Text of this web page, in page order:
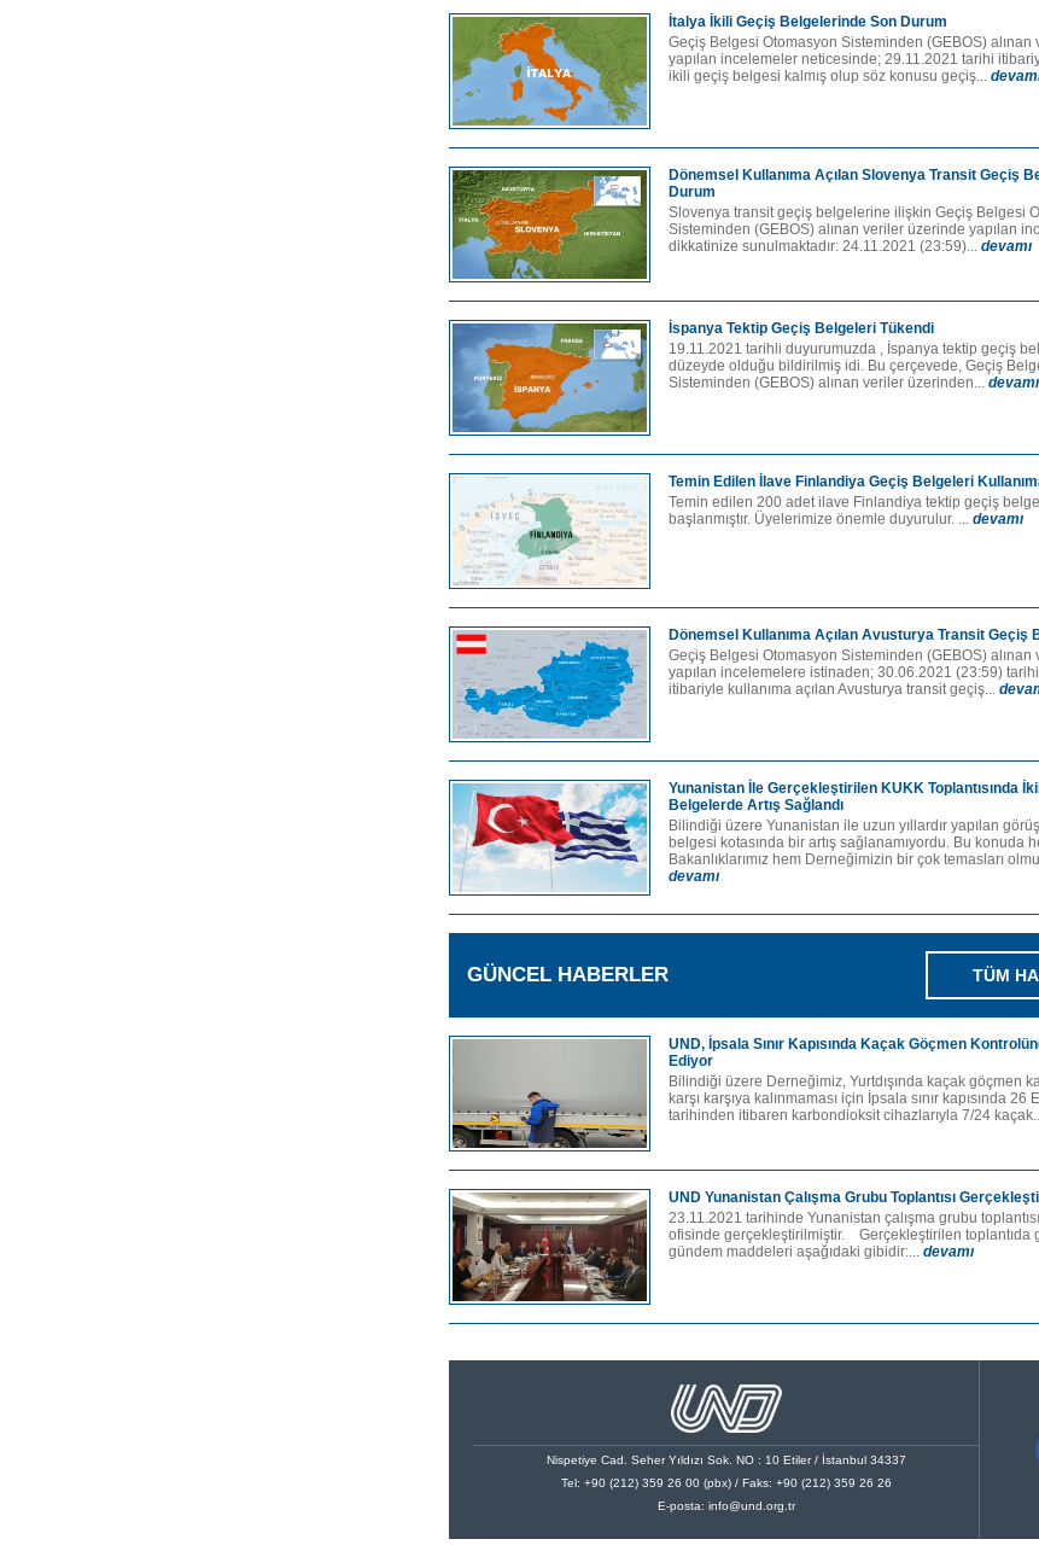
İtalya İkili Geçiş Belgelerinde Son Durum
Geçiş Belgesi Otomasyon Sisteminden (GEBOS) alınan
yapılan incelemeler neticesinde; 29.11.2021 tarihi
ikili geçiş belgesi kalmış olup söz konusu geçiş...
Dönemsel Kullanıma Açılan Slovenya Transit Geçiş
Durum
Slovenya transit geçiş belgelerine ilişkin Geçiş Belgesi
Sisteminden (GEBOS) alınan veriler üzerinde yapılan
dikkatinize sunulmaktadır: 24.11.2021 (23:59)... devamı
İspanya Tektip Geçiş Belgeleri Tükendi
19.11.2021 tarihli duyurumuzda , İspanya tektip geçiş
düzeyde olduğu bildirilmiş idi. Bu çerçevede, Geçiş
Sisteminden (GEBOS) alınan veriler üzerinden... devamı
Temin Edilen İlave Finlandiya Geçiş Belgeleri
Temin edilen 200 adet ilave Finlandiya tektip geçiş
başlanmıştır. Üyelerimize önemle duyurulur. ... devamı
Dönemsel Kullanıma Açılan Avusturya Transit Geçiş
Geçiş Belgesi Otomasyon Sisteminden (GEBOS) alınan
yapılan incelemelere istinaden; 30.06.2021 (23:59) tarihi
itibariyle kullanıma açılan Avusturya transit geçiş...
Yunanistan İle Gerçekleştirilen KUKK Toplantısında
Belgelerde Artış Sağlandı
Bilindiği üzere Yunanistan ile uzun yıllardır yapılan
belgesi kotasında bir artış sağlanamıyordu. Bu konuda
Bakanlıklarımız hem Derneğimizin bir çok temasları
devamı
GÜNCEL HABERLER TÜM
UND, İpsala Sınır Kapısında Kaçak Göçmen
Ediyor
Bilindiği üzere Derneğimiz, Yurtdışında kaçak göçmen
karşı karşıya kalınmaması için İpsala sınır kapısında 26
tarihinden itibaren karbondioksit cihazlarıyla 7/24
UND Yunanistan Çalışma Grubu Toplantısı
23.11.2021 tarihinde Yunanistan çalışma grubu
ofisinde gerçekleştirilmiştir. Gerçekleştirilen toplantıda
gündem maddeleri aşağıdaki gibidir:... devamı
Nispetiye Cad. Seher Yıldızı Sok. NO : 10 Etiler / İstanbul 34337
Tel: +90 (212) 359 26 00 (pbx) / Faks: +90 (212) 359 26 26
E-posta: info@und.org.tr